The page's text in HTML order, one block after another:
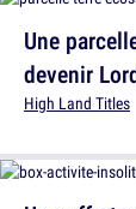
Une
devenir
High Land Titles